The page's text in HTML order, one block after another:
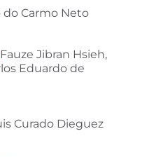
do Carmo Neto
Fauze Jibran Hsieh,
Eduardo de
Curado Dieguez